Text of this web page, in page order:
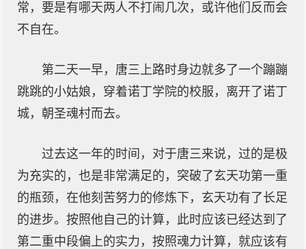
常，要是有哪天两人不打闹几次，或许他们反而会
不自在。
第二天一早，唐三上路时身边就多了一个蹦蹦
跳跳的小姑娘，穿着诺丁学院的校服，离开了诺丁
城，朝圣魂村而去。
过去这一年的时间，对于唐三来说，过的是极
为充实的，也是非常满足的，突破了玄天功第一重
的瓶颈，在他刻苦努力的修炼下，玄天功有了长足
的进步。按照他自己的计算，此时应该已经达到了
第二重中段偏上的实力，按照魂力计算，就应该有